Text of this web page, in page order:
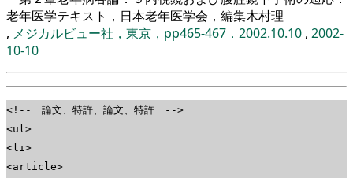
老年医学テキスト，日本老年医学会，編集木村理
, メジカルビュー社，東京，pp465-467．2002.10.10 , 2002-
10-10
<!-- 論文、特許、論文、特許 -->
<ul>
<li>
<article>